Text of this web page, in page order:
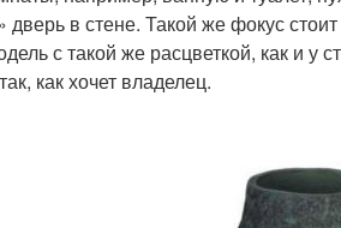
дверь в стене. Такой же фокус
с такой же расцветкой, как и у
как хочет владелец.